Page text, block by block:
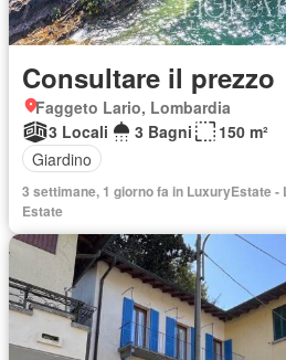
Consultare il prezzo
Faggeto Lario, Lombardia
3 Locali
3 Bagni
150 m²
Giardino
3 settimane, 1 giorno fa in LuxuryEstate -
Estate